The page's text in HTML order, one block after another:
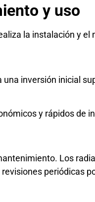
y uso
la instalación y
una inversión inicial
y rápidos
Los
periódicas